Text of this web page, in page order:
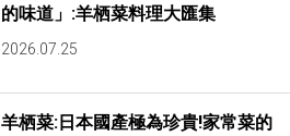
的味道」:羊栖菜料理大匯集
2026.07.25
羊栖菜:日本國產極為珍貴!家常菜的